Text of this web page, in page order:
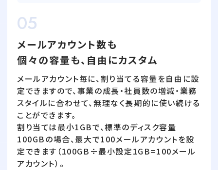
05
メールアカウント数も
個々の容量も、自由にカスタム
メールアカウント毎に、割り当てる容量を自由に設
定できますので、事業の成長・社員数の増減・業務
スタイルに合わせて、無理なく長期的に使い続ける
ことができます。
割り当ては最小1GBで、標準のディスク容量
100GBの場合、最大で100メールアカウントを設
定できます（100GB÷最小設定1GB=100メール
アカウント）。